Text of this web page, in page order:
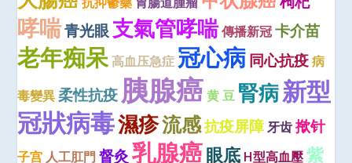
哮喘青光眼支氣管哮喘傳播新冠 卡介苗
老年痴呆 高血压急症 冠心病同心抗疫 病
毒變異 柔性抗疫 胰腺癌 黄 豆 腎病新型
冠狀病毒濕疹流感抗疫屏障牙齿 揿针
子宫 人工肛門 督灸 乳腺癌眼底 H型高血壓紫